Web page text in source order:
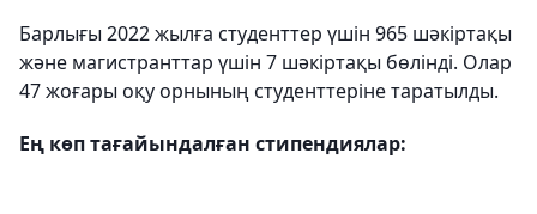
Барлығы 2022 жылға студенттер үшін 965 шәкіртақы
және магистранттар үшін 7 шәкіртақы бөлінді. Олар
47 жоғары оқу орнының студенттеріне таратылды.
Ең көп тағайындалған стипендиялар: